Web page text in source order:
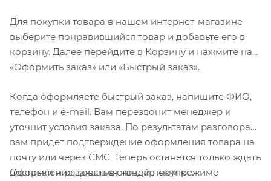
Для покупки товара в нашем интернет-магазине
выберите понравившийся товар и добавьте его в
корзину. Далее перейдите в Корзину и нажмите на
«Оформить заказ» или «Быстрый заказ».
Когда оформляете быстрый заказ, напишите ФИО,
телефон и e-mail. Вам перезвонит менеджер и
уточнит условия заказа. По результатам разговора
вам придет подтверждение оформления товара на
почту или через СМС. Теперь останется только ждать
доставки и радоваться новой покупке.
Оформление заказа в стандартном режиме